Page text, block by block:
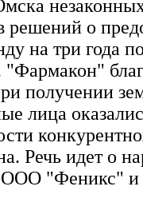
решений о
на три года
"Фармакон"
получении
лица
Речь идет о
"Феникс" и